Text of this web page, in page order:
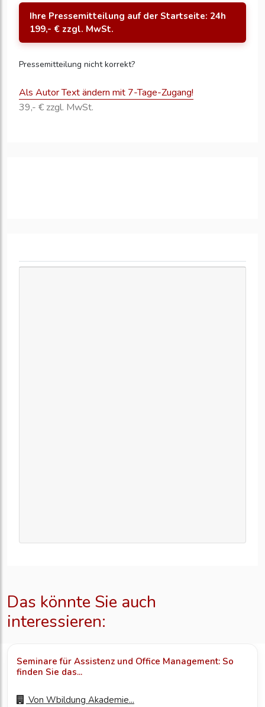
Ihre Pressemitteilung auf der Startseite: 24h
199,- € zzgl. MwSt.
Pressemitteilung nicht korrekt?
Als Autor Text ändern mit 7-Tage-Zugang!
39,- € zzgl. MwSt.
Das könnte Sie auch
interessieren:
Seminare für Assistenz und Office Management: So
finden Sie das...
Von Wbildung Akademie...